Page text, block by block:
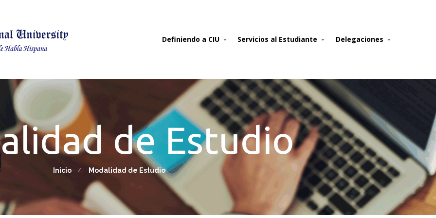
Definiendo a CIU Servicios al Estudiante Delegaciones
de Estudio
Inicio Modalidad de Estudio